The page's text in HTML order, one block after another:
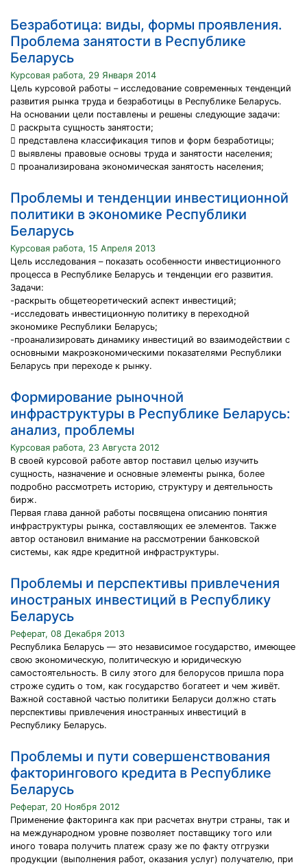
Безработица: виды, формы проявления.
Проблема занятости в Республике
Беларусь
Курсовая работа, 29 Января 2014
Цель курсовой работы – исследование современных тенденций
развития рынка труда и безработицы в Республике Беларусь.
На основании цели поставлены и решены следующие задачи:
 раскрыта сущность занятости;
 представлена классификация типов и форм безработицы;
 выявлены правовые основы труда и занятости населения;
 проанализирована экономическая занятость населения;
Проблемы и тенденции инвестиционной
политики в экономике Республики
Беларусь
Курсовая работа, 15 Апреля 2013
Цель исследования – показать особенности инвестиционного
процесса в Республике Беларусь и тенденции его развития.
Задачи:
-раскрыть общетеоретический аспект инвестиций;
-исследовать инвестиционную политику в переходной
экономике Республики Беларусь;
-проанализировать динамику инвестиций во взаимодействии с
основными макроэкономическими показателями Республики
Беларусь при переходе к рынку.
Формирование рыночной
инфраструктуры в Республике Беларусь:
анализ, проблемы
Курсовая работа, 23 Августа 2012
В своей курсовой работе автор поставил целью изучить
сущность, назначение и основные элементы рынка, более
подробно рассмотреть историю, структуру и деятельность
бирж.
Первая глава данной работы посвящена описанию понятия
инфраструктуры рынка, составляющих ее элементов. Также
автор остановил внимание на рассмотрении банковской
системы, как ядре кредитной инфраструктуры.
Проблемы и перспективы привлечения
иностраных инвестиций в Республику
Беларусь
Реферат, 08 Декабря 2013
Республика Беларусь — это независимое государство, имеющее
свою экономическую, политическую и юридическую
самостоятельность. В силу этого для белорусов пришла пора
строже судить о том, как государство богатеет и чем живёт.
Важной составной частью политики Беларуси должно стать
перспективы привлечения иностранных инвестиций в
Республику Беларусь.
Проблемы и пути совершенствования
факторингового кредита в Республике
Беларусь
Реферат, 20 Ноября 2012
Применение факторинга как при расчетах внутри страны, так и
на международном уровне позволяет поставщику того или
иного товара получить платеж сразу же по факту отгрузки
продукции (выполнения работ, оказания услуг) получателю, при